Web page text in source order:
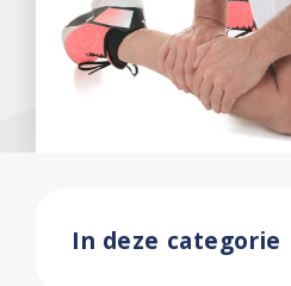
In deze categorie